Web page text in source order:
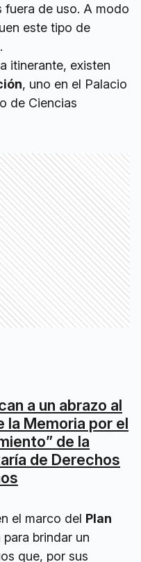
de uso. A modo
este tipo de
itinerante, existen
, uno en el Palacio
de Ciencias
a un abrazo al
la Memoria por el
de la
de Derechos
el marco del Plan
para brindar un
que, por sus